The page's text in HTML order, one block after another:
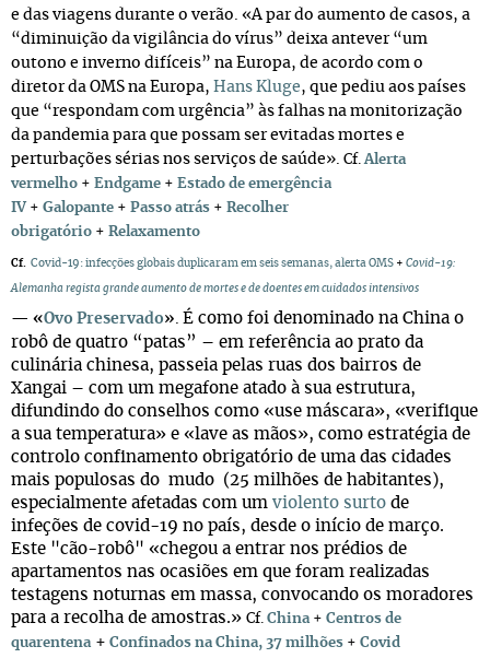
e das viagens durante o verão. «A par do aumento de casos, a
“diminuição da vigilância do vírus” deixa antever “um
outono e inverno difíceis” na Europa, de acordo com o
diretor da OMS na Europa, Hans Kluge, que pediu aos países
que “respondam com urgência” às falhas na monitorização
da pandemia para que possam ser evitadas mortes e
perturbações sérias nos serviços de saúde». Cf.Alerta
vermelho + Endgame + Estado de emergência
IV + Galopante + Passo atrás + Recolher
obrigatório + Relaxamento
Cf. Covid-19: infecções globais duplicaram em seis semanas, alerta OMS + Covid-19:
Alemanha regista grande aumento de mortes e de doentes em cuidados intensivos
— «Ovo Preservado». É como foi denominado na China o
robô de quatro “patas” – em referência ao prato da
culinária chinesa, passeia pelas ruas dos bairros de
Xangai – com um megafone atado à sua estrutura,
difundindo do conselhos como «use máscara», «verifique
a sua temperatura» e «lave as mãos», como estratégia de
controlo confinamento obrigatório de uma das cidades
mais populosas do mudo (25 milhões de habitantes),
especialmente afetadas com um violento surto de
infeções de covid-19 no país, desde o início de março.
Este "cão-robô" «chegou a entrar nos prédios de
apartamentos nas ocasiões em que foram realizadas
testagens noturnas em massa, convocando os moradores
para a recolha de amostras.» Cf. China+ Centros de
quarentena + Confinados na China, 37 milhões + Covid